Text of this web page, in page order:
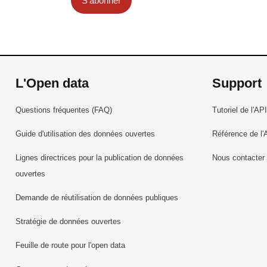
L'Open data
Questions fréquentes (FAQ)
Guide d'utilisation des données ouvertes
Lignes directrices pour la publication de données
ouvertes
Demande de réutilisation de données publiques
Stratégie de données ouvertes
Feuille de route pour l'open data
Support
Tutoriel de l'API
Référence de
Nous contacter